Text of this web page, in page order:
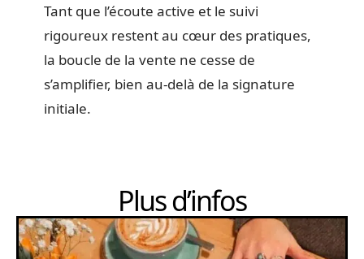
Tant que l’écoute active et le suivi
rigoureux restent au cœur des pratiques,
la boucle de la vente ne cesse de
s’amplifier, bien au-delà de la signature
initiale.
Plus d’infos